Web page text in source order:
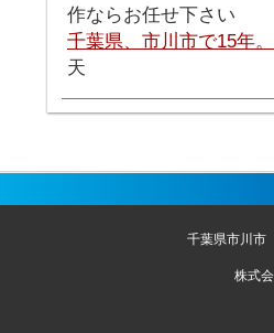
作ならお任せ下さい
千葉県、市川市で15年
天
千葉県市川市
株式